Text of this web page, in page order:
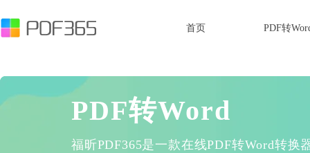
首页 PDF转
PDF转Word
福昕PDF365是一款在线PDF转Word转换